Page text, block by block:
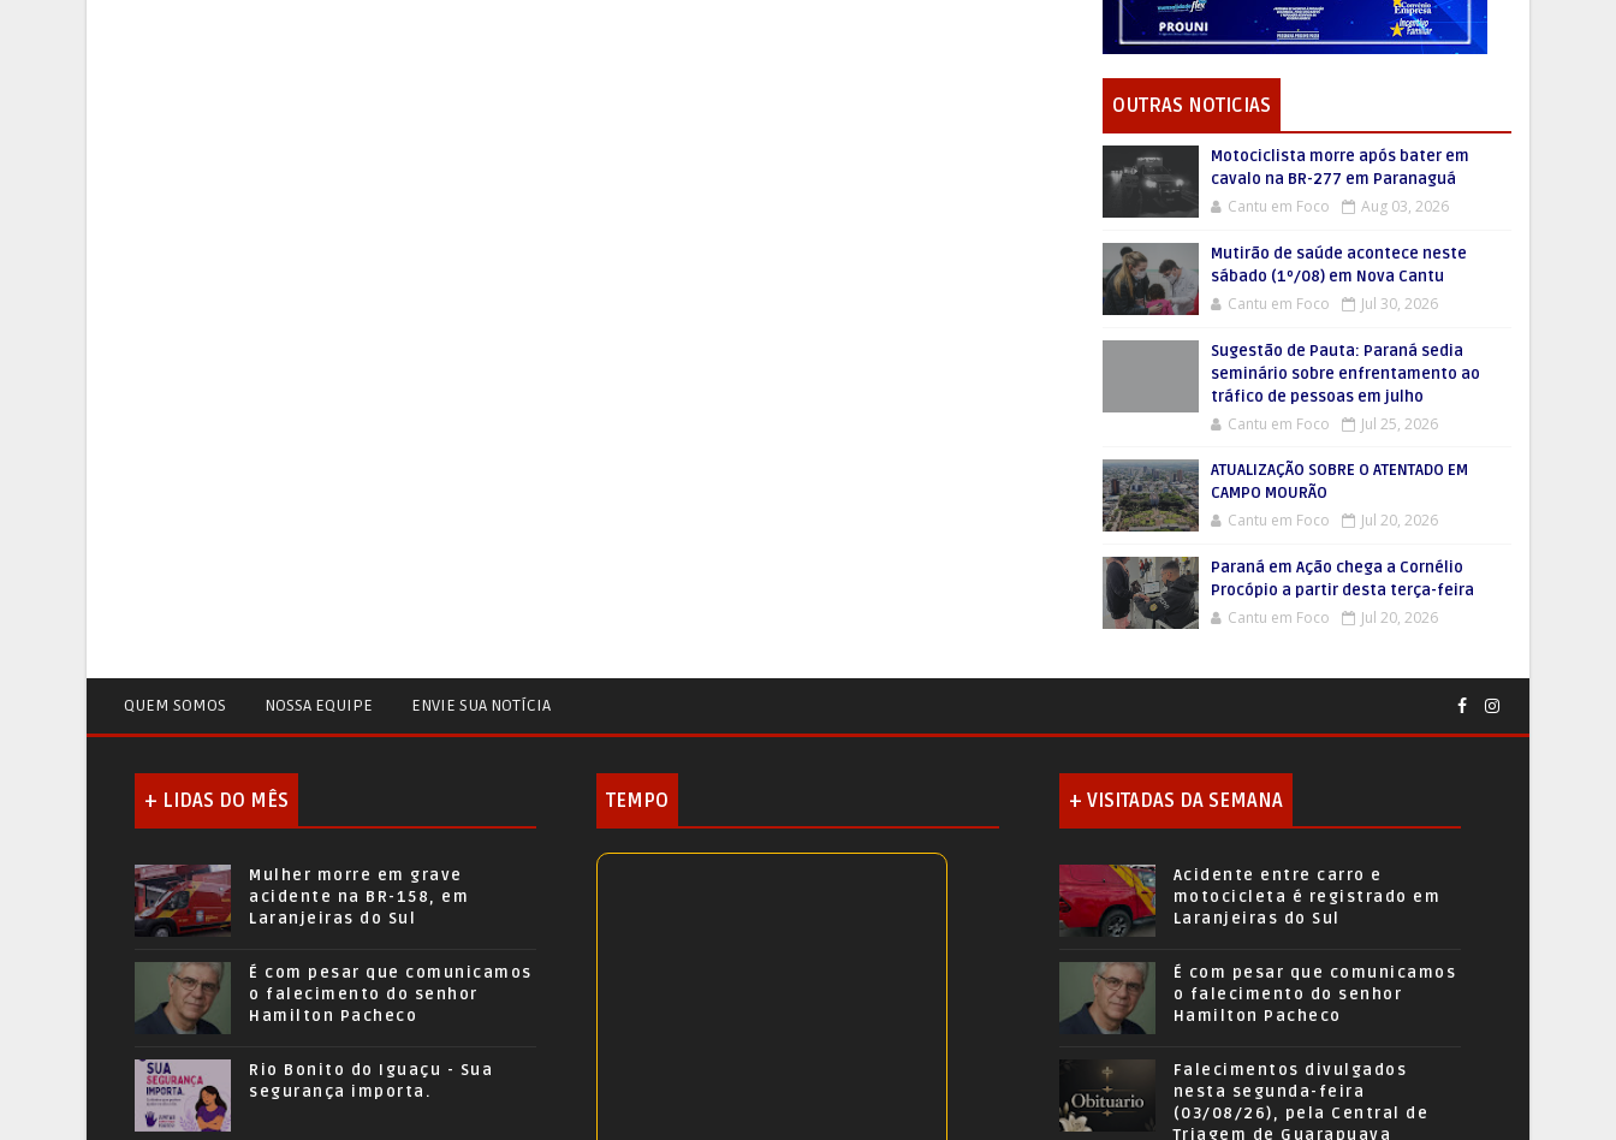
OUTRAS NOTICIAS
Motociclista morre após bater em
cavalo na BR-277 em Paranaguá
Cantu em Foco Aug 03, 2026
Mutirão de saúde acontece neste
sábado (1º/08) em Nova Cantu
Cantu em Foco Jul 30, 2026
Sugestão de Pauta: Paraná sedia
seminário sobre enfrentamento ao
tráfico de pessoas em julho
Cantu em Foco Jul 25, 2026
ATUALIZAÇÃO SOBRE O ATENTADO EM
CAMPO MOURÃO
Cantu em Foco Jul 20, 2026
Paraná em Ação chega a Cornélio
Procópio a partir desta terça-feira
Cantu em Foco Jul 20, 2026
QUEM SOMOS NOSSA EQUIPE ENVIE SUA NOTÍCIA
+ LIDAS DO MÊS
Mulher morre em grave
acidente na BR-158, em
Laranjeiras do Sul
É com pesar que comunicamos
o falecimento do senhor
Hamilton Pacheco
Rio Bonito do Iguaçu - Sua
segurança importa.
TEMPO + VISITADAS DA SEMANA
Acidente entre carro e
motocicleta é registrado em
Laranjeiras do Sul
É com pesar que comunicamos
o falecimento do senhor
Hamilton Pacheco
Falecimentos divulgados
nesta segunda-feira
(03/08/26), pela Central de
Triagem de Guarapuava